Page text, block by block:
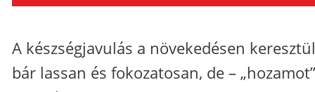
A készségjavulás a növekedésen
bár lassan és fokozatosan, de – „hozamot”